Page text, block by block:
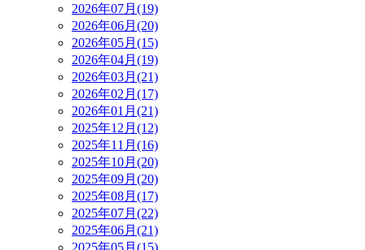
2026年07月(19)
2026年06月(20)
2026年05月(15)
2026年04月(19)
2026年03月(21)
2026年02月(17)
2026年01月(21)
2025年12月(12)
2025年11月(16)
2025年10月(20)
2025年09月(20)
2025年08月(17)
2025年07月(22)
2025年06月(21)
2025年05月(15)